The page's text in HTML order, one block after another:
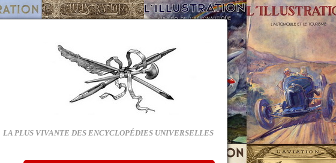
LA PLUS VIVANTE DES ENCYCLOPÉDIES UNIVERSELLES